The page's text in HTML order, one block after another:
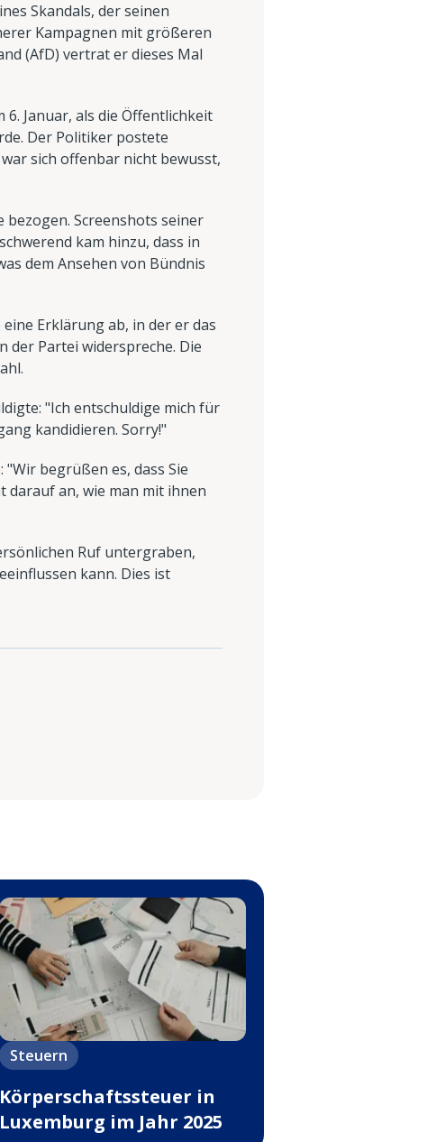
Skandals, der seinen
Kampagnen mit größeren
(AfD) vertrat er dieses Mal
Januar, als die Öffentlichkeit
Der Politiker postete
sich offenbar nicht bewusst,
Screenshots seiner
kam hinzu, dass in
dem Ansehen von Bündnis
Erklärung ab, in der er das
der Partei widerspreche. Die
"Ich entschuldige mich für
kandidieren. Sorry!"
begrüßen es, dass Sie
darauf an, wie man mit ihnen
Ruf untergraben,
kann. Dies ist
Steuern
Körperschaftssteuer in
Luxemburg im Jahr 2025